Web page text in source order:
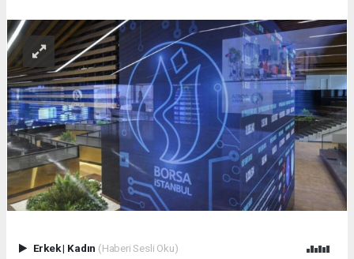
Erkek| Kadın (Haberi Sesli Oku)